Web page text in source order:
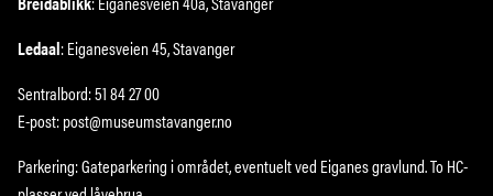
Ledaal: Eiganesveien 45, Stavanger
Sentralbord: 51 84 27 00
E-post: post@museumstavanger.no
Parkering: Gateparkering i området, eventuelt ved Eiganes gravlund. To HC-